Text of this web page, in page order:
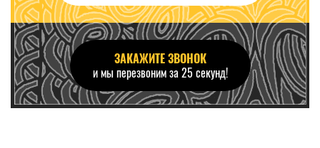
ЗАКАЖИТЕ ЗВОНОК
и мы перезвоним за 25 секунд!